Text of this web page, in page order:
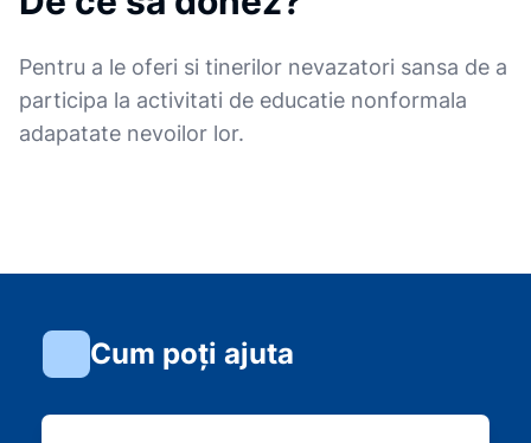
Pentru a le oferi si tinerilor nevazatori sansa de a
participa la activitati de educatie nonformala
adapatate nevoilor lor.
Cum poți ajuta